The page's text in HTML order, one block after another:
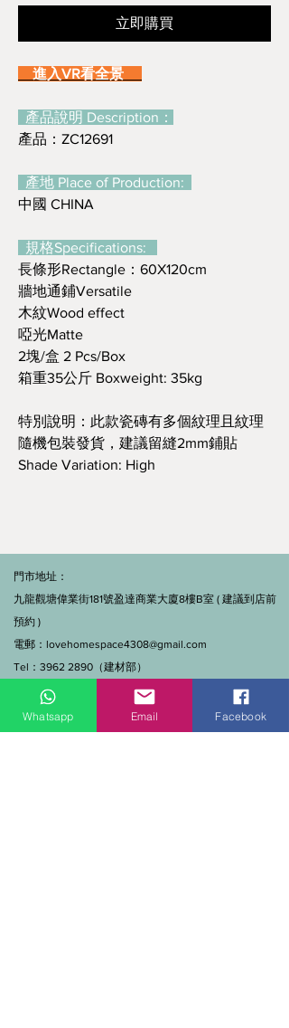
立即購買
進入VR看全景
產品說明 Description：
產品：ZC12691
產地 Place of Production:
中國 CHINA
規格Specifications:
長條形Rectangle：60X120cm
牆地通鋪Versatile
木紋Wood effect
啞光Matte
2塊/盒 2 Pcs/Box
箱重35公斤 Boxweight: 35kg
特別說明：此款瓷磚有多個紋理且紋理
隨機包裝發貨，建議留縫2mm鋪貼
Shade Variation: High
門市地址：
九龍觀塘偉業街181號盈達商業大廈8樓B室 ( 建議到店前
預約 )
電郵： lovehomespace4308@gmail.com
Tel：3962 2890（建材部）
WhatsApp：9144 7280（建材部）
門市營業時間：早上11點到7點(星期一門市休息)
線上及電話查詢：9:00-18:00（假日照常）。
Whatsapp Email Facebook